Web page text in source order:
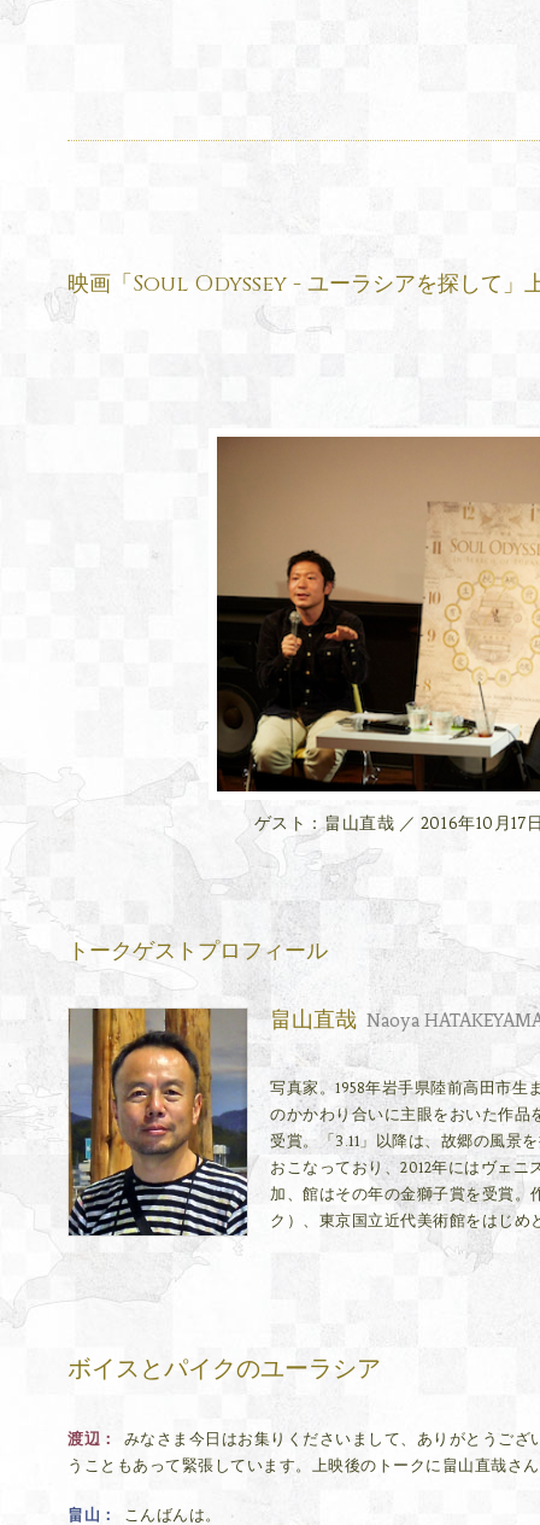
映画「Soul Odyssey - ユーラシアを探して」
ゲスト：畠山直哉 ／ 2016年10月17
トークゲストプロフィール
畠山直哉 Naoya
写真家。1958年岩手県陸前高田市
のかかわり合いに主眼をおいた作品
受賞。「3.11」以降は、故郷の風景
おこなっており、2012年にはヴェ
加、館はその年の金獅子賞を受賞。
ク）、東京国立近代美術館をはじめ
ボイスとパイクのユーラシア
渡辺
みなさま今日はお集りくださいまして、ありがとうご
うこともあって緊張しています。上映後のトークに畠山直哉さ
畠山 こんばんは。